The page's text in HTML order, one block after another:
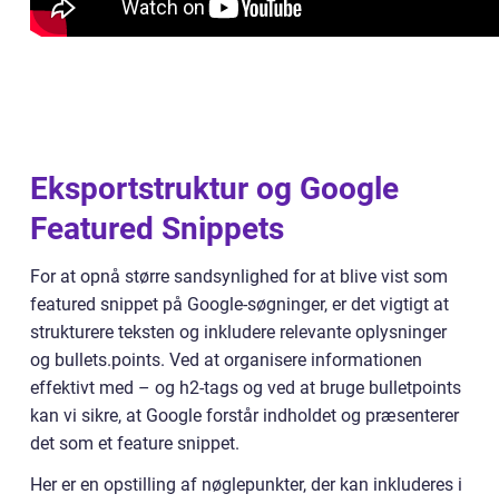
Eksportstruktur og Google
Featured Snippets
For at opnå større sandsynlighed for at blive vist som
featured snippet på Google-søgninger, er det vigtigt at
strukturere teksten og inkludere relevante oplysninger
og bullets.points. Ved at organisere informationen
effektivt med – og h2-tags og ved at bruge bulletpoints
kan vi sikre, at Google forstår indholdet og præsenterer
det som et feature snippet.
Her er en opstilling af nøglepunkter, der kan inkluderes i